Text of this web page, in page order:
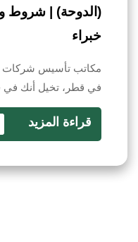
(الدوحة) | شروط
خبراء
مكاتب تأسيس
في قطر، تخيل أنك
قراءة المزيد